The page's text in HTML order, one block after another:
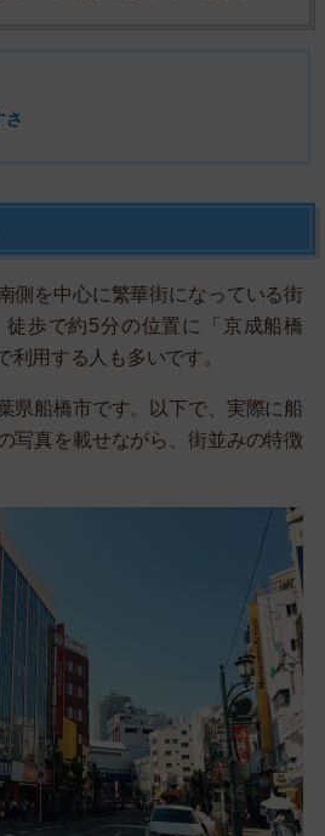
さ
側を中心に繁華街になっている街
歩で約5分の位置に「京成船橋
用する人も多いです。
県船橋市です。以下で、実際に船
写真を載せながら、街並みの特徴